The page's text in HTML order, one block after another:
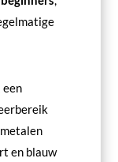
en blauw